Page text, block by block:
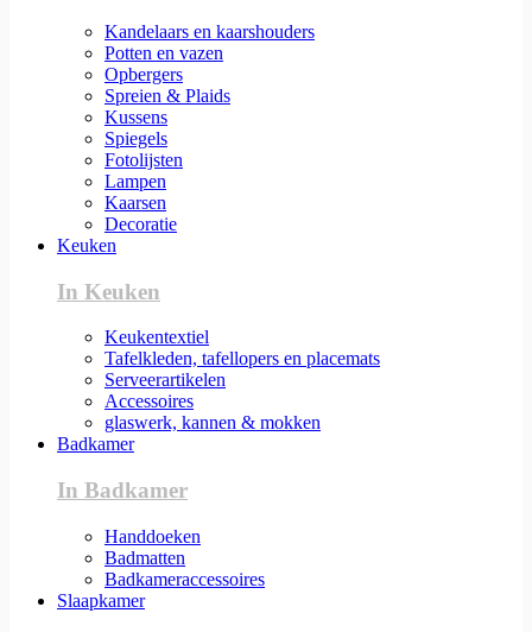
Kandelaars en kaarshouders
Potten en vazen
Opbergers
Spreien & Plaids
Kussens
Spiegels
Fotolijsten
Lampen
Kaarsen
Decoratie
Keuken
In Keuken
Keukentextiel
Tafelkleden, tafellopers en placemats
Serveerartikelen
Accessoires
glaswerk, kannen & mokken
Badkamer
In Badkamer
Handdoeken
Badmatten
Badkameraccessoires
Slaapkamer